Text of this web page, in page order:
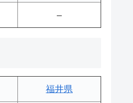
–
福井県